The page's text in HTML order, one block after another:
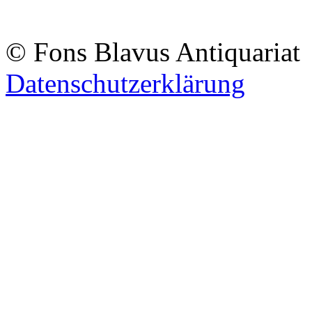
© Fons Blavus
Datenschutzerklärung